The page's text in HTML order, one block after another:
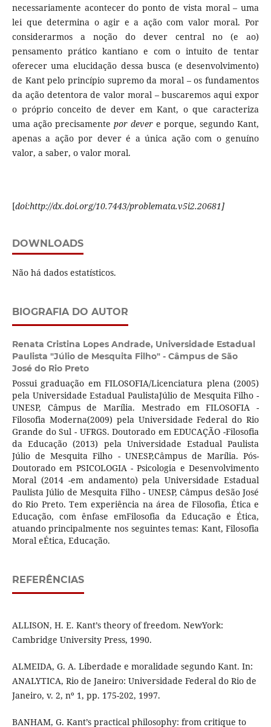
necessariamente acontecer do ponto de vista moral – uma
lei que determina o agir e a ação com valor moral. Por
considerarmos a noção do dever central no (e ao)
pensamento prático kantiano e com o intuito de tentar
oferecer uma elucidação dessa busca (e desenvolvimento)
de Kant pelo princípio supremo da moral – os fundamentos
da ação detentora de valor moral – buscaremos aqui expor
o próprio conceito de dever em Kant, o que caracteriza
uma ação precisamente por dever e porque, segundo Kant,
apenas a ação por dever é a única ação com o genuíno
valor, a saber, o valor moral.
[doi:http://dx.doi.org/10.7443/problemata.v5i2.20681]
DOWNLOADS
Não há dados estatísticos.
BIOGRAFIA DO AUTOR
Renata Cristina Lopes Andrade, Universidade Estadual
Paulista "Júlio de Mesquita Filho" - Câmpus de São
José do Rio Preto
Possui graduação em FILOSOFIA/Licenciatura plena (2005)
pela Universidade Estadual PaulistaJúlio de Mesquita Filho -
UNESP, Câmpus de Marília. Mestrado em FILOSOFIA -
Filosofia Moderna(2009) pela Universidade Federal do Rio
Grande do Sul - UFRGS. Doutorado em EDUCAÇÃO -Filosofia
da Educação (2013) pela Universidade Estadual Paulista
Júlio de Mesquita Filho - UNESP,Câmpus de Marília. Pós-
Doutorado em PSICOLOGIA - Psicologia e Desenvolvimento
Moral (2014 -em andamento) pela Universidade Estadual
Paulista Júlio de Mesquita Filho - UNESP, Câmpus deSão José
do Rio Preto. Tem experiência na área de Filosofia, Ética e
Educação, com ênfase emFilosofia da Educação e Ética,
atuando principalmente nos seguintes temas: Kant, Filosofia
Moral eÉtica, Educação.
REFERÊNCIAS
ALLISON, H. E. Kant’s theory of freedom. NewYork:
Cambridge University Press, 1990.
ALMEIDA, G. A. Liberdade e moralidade segundo Kant. In:
ANALYTICA, Rio de Janeiro: Universidade Federal do Rio de
Janeiro, v. 2, nº 1, pp. 175-202, 1997.
BANHAM, G. Kant’s practical philosophy: from critique to